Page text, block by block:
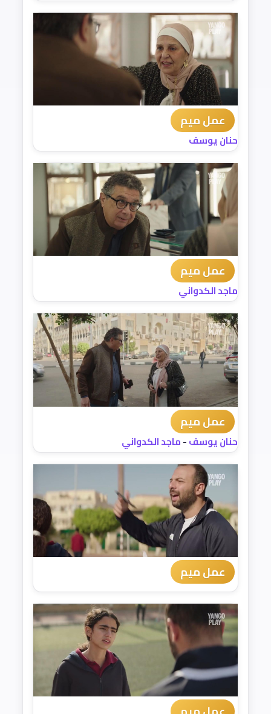
عمل ميم
حنان يوسف
عمل ميم
ماجد الكدواني
عمل ميم
حنان يوسف-ماجد الكدواني
عمل ميم